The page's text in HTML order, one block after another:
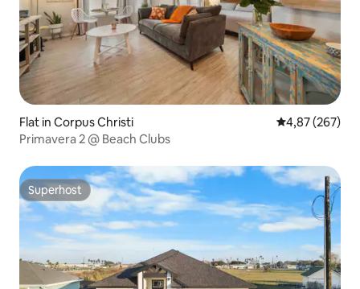
Flat in Corpus Christi Gemiddelde
4,87 (267)
Primavera 2 @ Beach Clubs
Superhost
Superhost